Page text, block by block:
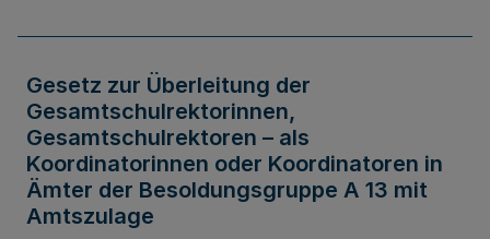
Gesetz zur Überleitung der
Gesamtschulrektorinnen,
Gesamtschulrektoren – als
Koordinatorinnen oder Koordinatoren in
Ämter der Besoldungsgruppe A 13 mit
Amtszulage